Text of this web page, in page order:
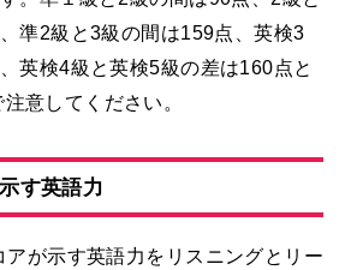
準2級と3級の間は159点、英検3
英検4級と英検5級の差は160点と
意してください。
す英語力
が示す英語力をリスニングとリー